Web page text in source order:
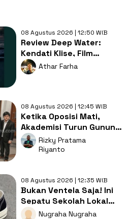
08 Agustus 2026 | 12:50 WIB
Review Deep Water:
Kendati Klise, Film
Serangan Hiu Selalu Seru
Ditonton!
Athar Farha
08 Agustus 2026 | 12:45 WIB
Ketika Oposisi Mati,
Akademisi Turun Gunung:
Lahirkan Kabinet
Bayangan Demi
Rizky Pratama
Riyanto
08 Agustus 2026 | 12:35 WIB
Bukan Ventela Saja! Ini
Sepatu Sekolah Lokal
Terbaik untuk Sekolah
Nugraha Nugraha